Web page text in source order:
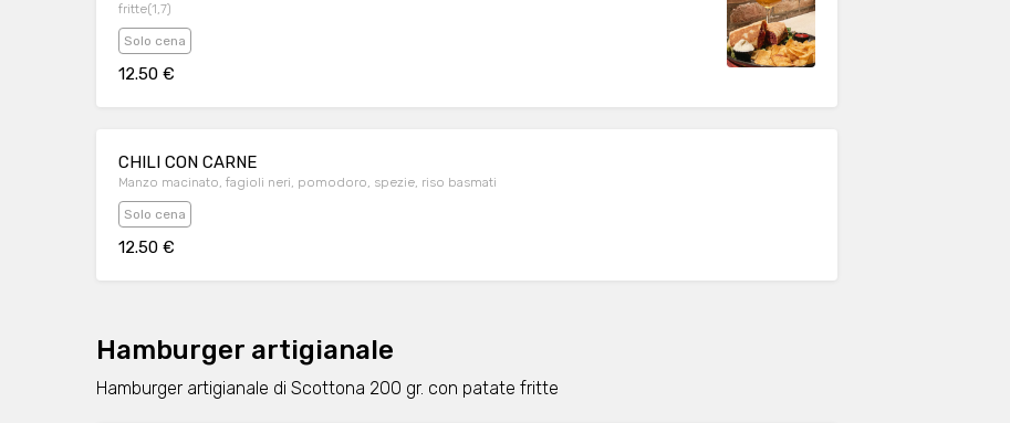
fritte(1,7)
Solo cena
12.50 €
CHILI CON CARNE
Manzo macinato, fagioli neri, pomodoro, spezie, riso basmati
Solo cena
12.50 €
Hamburger artigianale
Hamburger artigianale di Scottona 200 gr. con patate fritte